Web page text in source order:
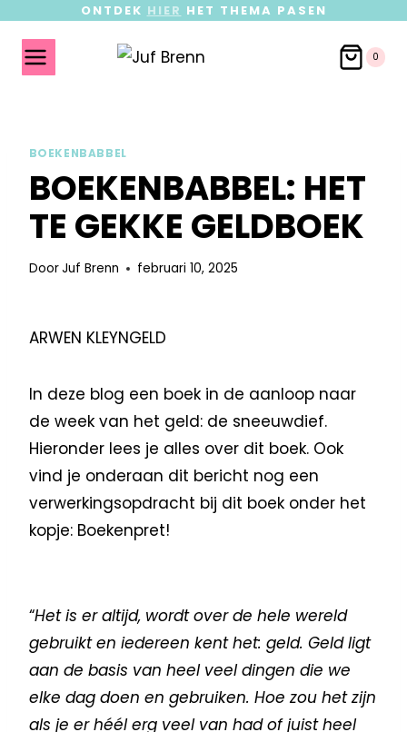
ONTDEK HIER HET THEMA PASEN
0
BOEKENBABBEL
BOEKENBABBEL: HET
TE GEKKE GELDBOEK
DoorJuf Brenn februari 10, 2025
ARWEN KLEYNGELD
In deze blog een boek in de aanloop naar
de week van het geld: de sneeuwdief.
Hieronder lees je alles over dit boek. Ook
vind je onderaan dit bericht nog een
verwerkingsopdracht bij dit boek onder het
kopje: Boekenpret!
“Het is er altijd, wordt over de hele wereld
gebruikt en iedereen kent het: geld. Geld ligt
aan de basis van heel veel dingen die we
elke dag doen en gebruiken. Hoe zou het zijn
als je er héél erg veel van had of juist heel